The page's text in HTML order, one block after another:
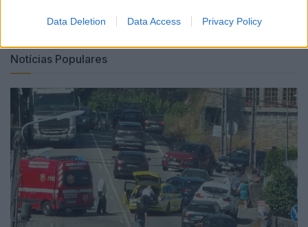
Data Deletion Data Access Privacy Policy
Notícias Populares